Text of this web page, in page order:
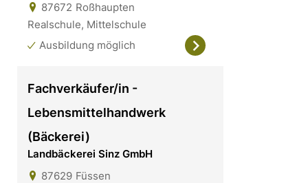
87672 Roßhaupten
Realschule, Mittelschule
Ausbildung möglich
Fachverkäufer/in -
Lebensmittelhandwerk
(Bäckerei)
Landbäckerei Sinz GmbH
87629 Füssen